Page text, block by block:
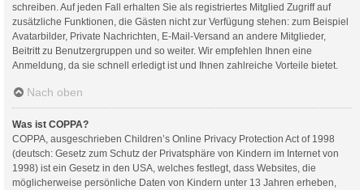
schreiben. Auf jeden Fall erhalten Sie als registriertes Mitglied Zugriff auf
zusätzliche Funktionen, die Gästen nicht zur Verfügung stehen: zum Beispiel
Avatarbilder, Private Nachrichten, E-Mail-Versand an andere Mitglieder,
Beitritt zu Benutzergruppen und so weiter. Wir empfehlen Ihnen eine
Anmeldung, da sie schnell erledigt ist und Ihnen zahlreiche Vorteile bietet.
Nach oben
Was ist COPPA?
COPPA, ausgeschrieben Children’s Online Privacy Protection Act of 1998
(deutsch: Gesetz zum Schutz der Privatsphäre von Kindern im Internet von
1998) ist ein Gesetz in den USA, welches festlegt, dass Websites, die
möglicherweise persönliche Daten von Kindern unter 13 Jahren erheben,